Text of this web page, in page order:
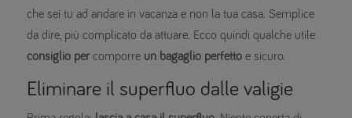
che sei tu ad andare in vacanza e non la tua casa. Semplice
da dire, più complicato da attuare. Ecco quindi qualche utile
consiglio per comporre un bagaglio perfetto e sicuro.
Eliminare il superfluo dalle valigie